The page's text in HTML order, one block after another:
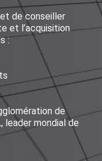
de conseiller
et l’acquisition
:
de
leader mondial de